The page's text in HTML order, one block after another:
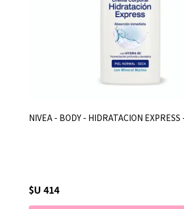
NIVEA - BODY - HIDRATACION EXPRESS
$U 414